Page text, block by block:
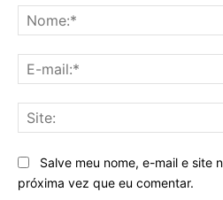
Salve meu nome, e-mail e site
próxima vez que eu comentar.